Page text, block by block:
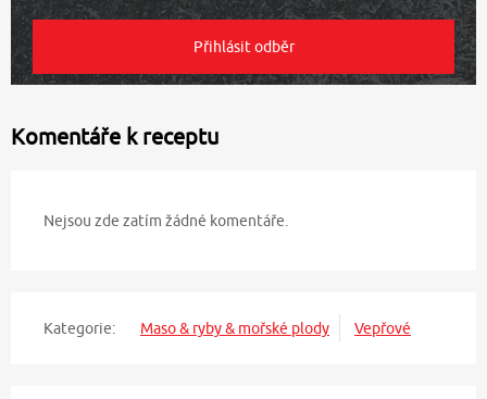
Komentáře k receptu
Nejsou zde zatím žádné komentáře.
Kategorie: Maso & ryby & mořské plody Vepřové